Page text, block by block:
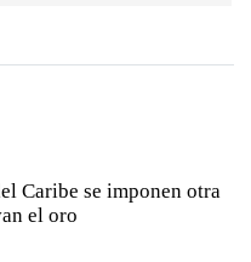
Caribe se imponen otra
el oro